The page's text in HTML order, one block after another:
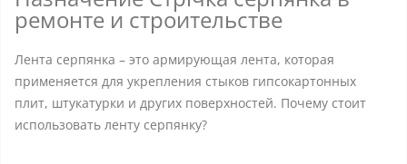
ремонте и строительстве
Лента серпянка – это армирующая лента, которая
применяется для укрепления стыков гипсокартонных
плит, штукатурки и других поверхностей. Почему стоит
использовать ленту серпянку?